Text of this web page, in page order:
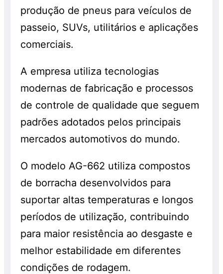
produção de pneus para veículos de
passeio, SUVs, utilitários e aplicações
comerciais.
A empresa utiliza tecnologias
modernas de fabricação e processos
de controle de qualidade que seguem
padrões adotados pelos principais
mercados automotivos do mundo.
O modelo AG-662 utiliza compostos
de borracha desenvolvidos para
suportar altas temperaturas e longos
períodos de utilização, contribuindo
para maior resistência ao desgaste e
melhor estabilidade em diferentes
condições de rodagem.